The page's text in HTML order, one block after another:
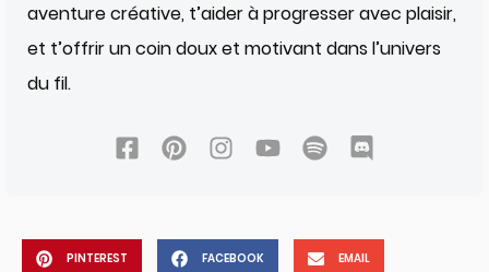
aventure créative, t’aider à progresser avec plaisir,
et t’offrir un coin doux et motivant dans l’univers
du fil.
PINTEREST FACEBOOK EMAIL